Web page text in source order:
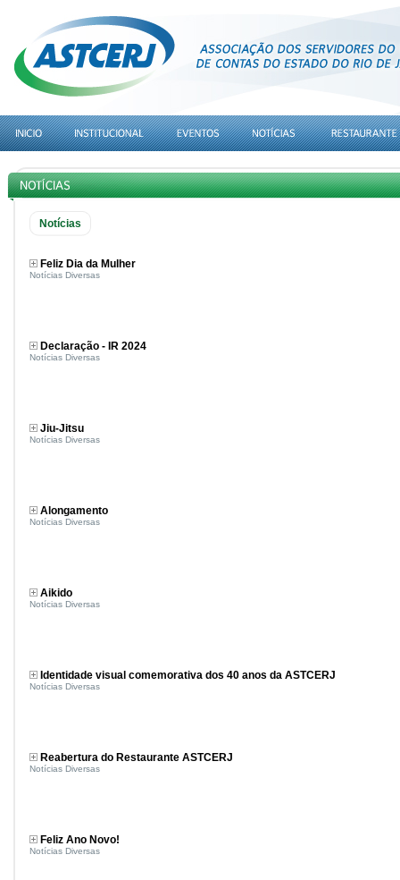
Notícias
Feliz Dia da Mulher
Notícias Diversas
Declaração - IR 2024
Notícias Diversas
Jiu-Jitsu
Notícias Diversas
Alongamento
Notícias Diversas
Aikido
Notícias Diversas
Identidade visual comemorativa dos 40 anos da ASTCERJ
Notícias Diversas
Reabertura do Restaurante ASTCERJ
Notícias Diversas
Feliz Ano Novo!
Notícias Diversas